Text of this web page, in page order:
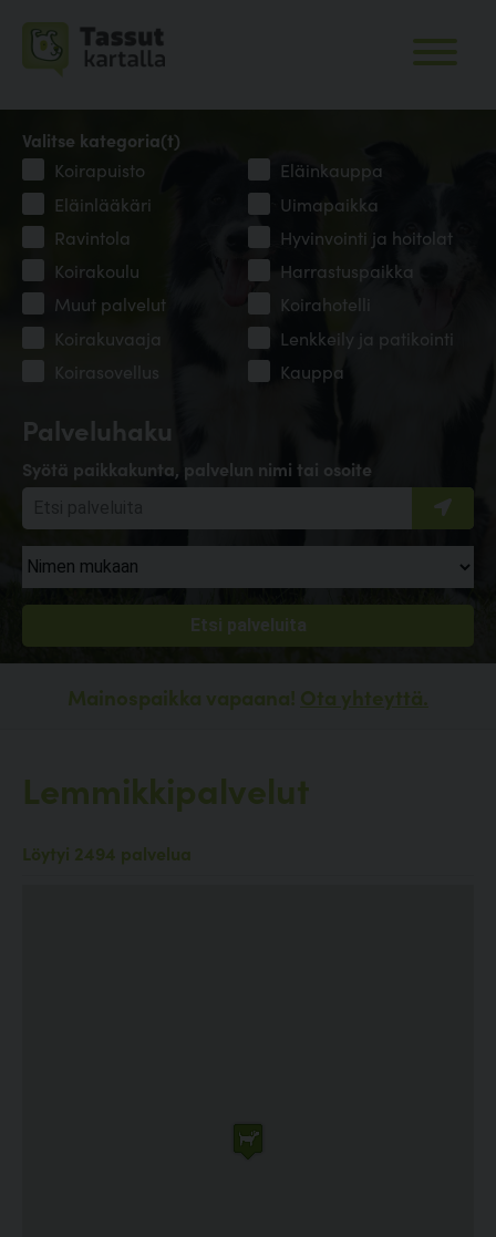
Palveluhaku
Syötä paikkakunta, palvelun nimi tai osoite
Valitse kategoria(t)
Koirapuisto
Eläinkauppa
Eläinlääkäri
Uimapaikka
Ravintola
Hyvinvointi ja hoitolat
Koirakoulu
Harrastuspaikka
Muut palvelut
Koirahotelli
Koirakuvaaja
Lenkkeily ja patikointi
Koirasovellus
Kauppa
Mainospaikka vapaana! Ota yhteyttä.
Lemmikkipalvelut
Löytyi 2494 palvelua